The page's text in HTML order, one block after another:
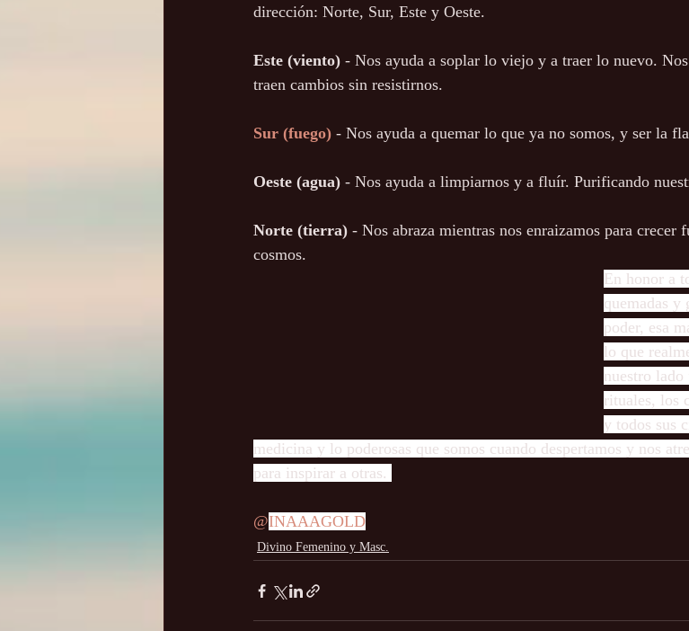
dirección: Norte, Sur, Este y Oeste.
Este (viento) - Nos ayuda a soplar lo viejo y a traer lo nuevo.
traen cambios sin resistirnos.
Sur (fuego) - Nos ayuda a quemar lo que ya no somos, y ser la
Oeste (agua) - Nos ayuda a limpiarnos y a fluír. Purificando
Norte (tierra) - Nos abraza mientras nos enraizamos para
cosmos.
En honor a
quemadas y
poder, esa
lo que
nuestro
rituales, los
y todos sus
medicina y lo poderosas que somos cuando despertamos y nos
para inspirar a otras.
@INAAAGOLD
Divino Femenino y Masc.